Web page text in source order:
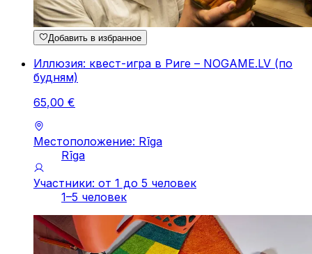
Добавить в избранное
Иллюзия: квест-игра в Риге – NOGAME.LV (по
будням)
65,00 €
Местоположение: Rīga
Rīga
Участники: от 1 до 5 человек
1–5 человек